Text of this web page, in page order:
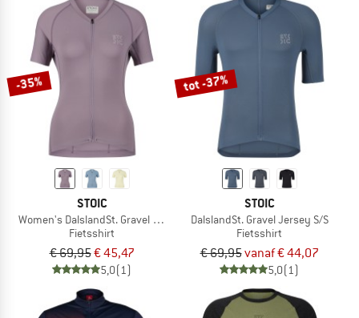
-35%
STOIC
Women's DalslandSt. Gravel Jersey S/S
Fietsshirt
€ 69,95€ 45,47
5,0(1)
tot -37%
STOIC
DalslandSt. Gravel Jersey S/S
Fietsshirt
€ 69,95vanaf € 44,07
5,0(1)